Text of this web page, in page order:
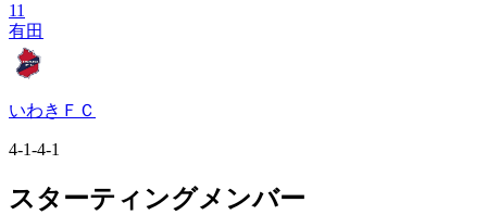
11
有田
いわきＦＣ
4-1-4-1
スターティングメンバー